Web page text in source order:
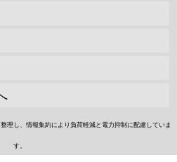
理し、情報集約により負荷軽減と電力抑制に配慮していま
す。